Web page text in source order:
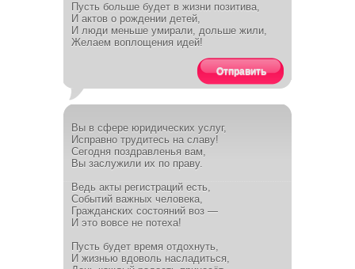
Пусть больше будет в жизни позитива,
И актов о рождении детей,
И люди меньше умирали, дольше жили,
Желаем воплощения идей!
Отправить
Вы в сфере юридических услуг,
Исправно трудитесь на славу!
Сегодня поздравленья вам,
Вы заслужили их по праву.
Ведь акты регистраций есть,
Событий важных человека,
Гражданских состояний воз —
И это вовсе не потеха!
Пусть будет время отдохнуть,
И жизнью вдоволь насладиться,